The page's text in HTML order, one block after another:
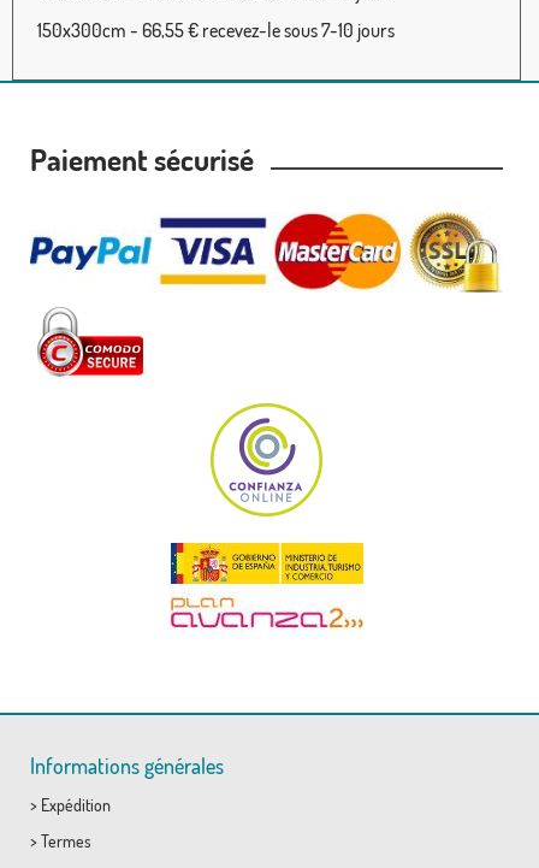
150x300cm - 66,55 € recevez-le sous 7-10 jours
Paiement sécurisé
Informations générales
> Expédition
> Termes